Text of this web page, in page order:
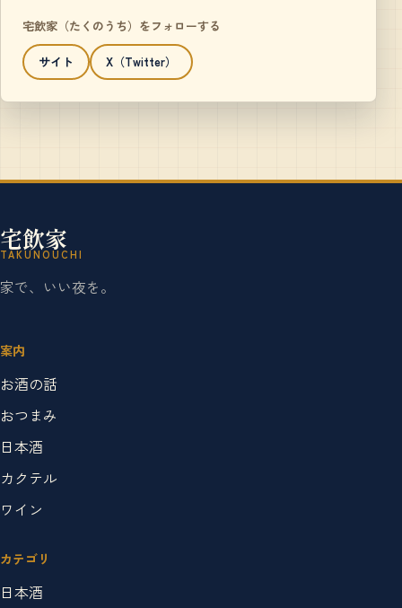
宅飲家（たくのうち）をフォローする
サイト X（Twitter）
宅飲家
TAKUNOUCHI
家で、いい夜を。
案内
お酒の話
おつまみ
日本酒
カクテル
ワイン
カテゴリ
日本酒